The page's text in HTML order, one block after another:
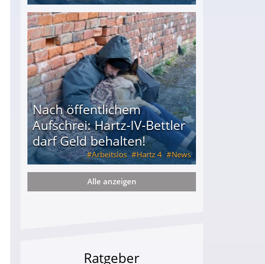
entführten seine Hündin "Hanni"!
Nach öffentlichem
Aufschrei: Hartz-IV-Bettler
darf Geld behalten!
Arbeitslos Hartz 4 News
Bettler darf Geld behalten!
Alle anzeigen
Ratgeber